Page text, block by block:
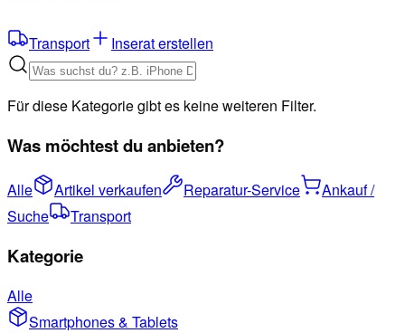
Transport Inserat erstellen
Für diese Kategorie gibt es keine weiteren Filter.
Was möchtest du anbieten?
Alle Artikel verkaufen Reparatur-Service
Ankauf /
Suche
Transport
Kategorie
Alle
Smartphones & Tablets